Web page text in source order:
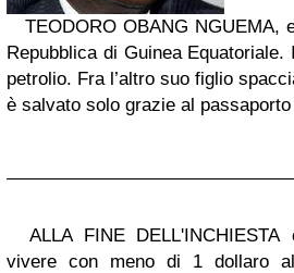
TEODORO OBANG NGUEMA,
Repubblica di Guinea
petrolio. Fra l’altro suo figlio
è salvato solo grazie al
ALLA FINE DELL'INCHIESTA
vivere con meno di 1 dollaro